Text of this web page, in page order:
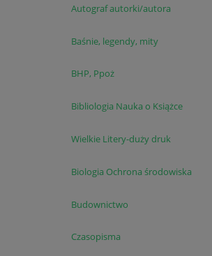
Autograf autorki/autora
Baśnie, legendy, mity
BHP, Ppoż
Bibliologia Nauka o Książce
Wielkie Litery-duży druk
Biologia Ochrona środowiska
Budownictwo
Czasopisma